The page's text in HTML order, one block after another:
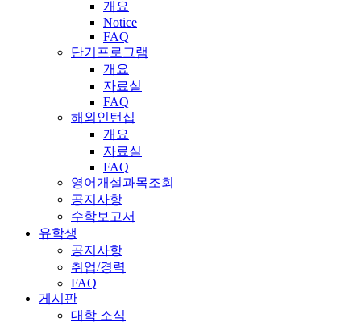
개요
Notice
FAQ
단기프로그램
개요
자료실
FAQ
해외인턴십
개요
자료실
FAQ
영어개설과목조회
공지사항
수학보고서
유학생
공지사항
취업/경력
FAQ
게시판
대학 소식